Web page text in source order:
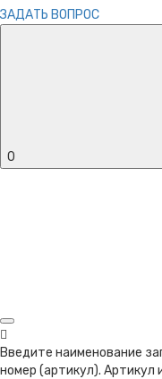
ЗАДАТЬ ВОПРОС
0
Введите наименование
номер (артикул). Артикул